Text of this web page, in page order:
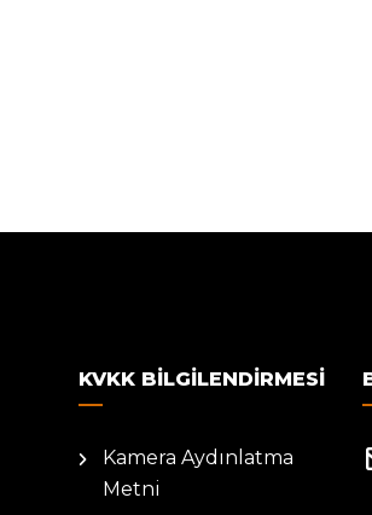
KVKK BILGILENDIRMESI
Kamera Aydınlatma
Metni